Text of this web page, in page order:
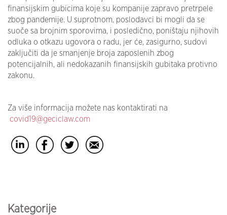
finansijskim gubicima koje su kompanije zapravo pretrpele
zbog pandemije. U suprotnom, poslodavci bi mogli da se
suoče sa brojnim sporovima, i posledično, poništaju njihovih
odluka o otkazu ugovora o radu, jer će, zasigurno, sudovi
zaključiti da je smanjenje broja zaposlenih zbog
potencijalnih, ali nedokazanih finansijskih gubitaka protivno
zakonu.
Za više informacija možete nas kontaktirati na
covid19@geciclaw.com
Kategorije